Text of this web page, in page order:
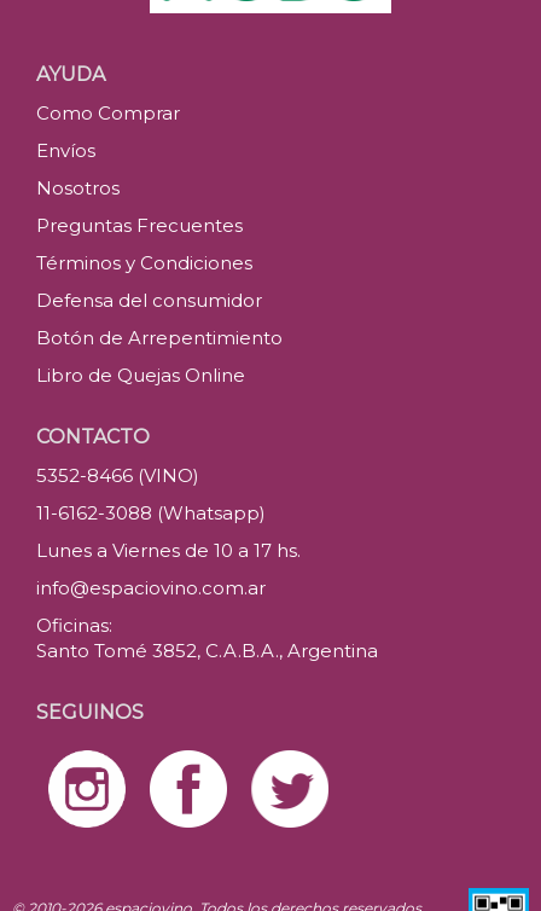
AYUDA
Como Comprar
Envíos
Nosotros
Preguntas Frecuentes
Términos y Condiciones
Defensa del consumidor
Botón de Arrepentimiento
Libro de Quejas Online
CONTACTO
5352-8466 (VINO)
11-6162-3088 (Whatsapp)
Lunes a Viernes de 10 a 17 hs.
info@espaciovino.com.ar
Oficinas:
Santo Tomé 3852, C.A.B.A., Argentina
SEGUINOS